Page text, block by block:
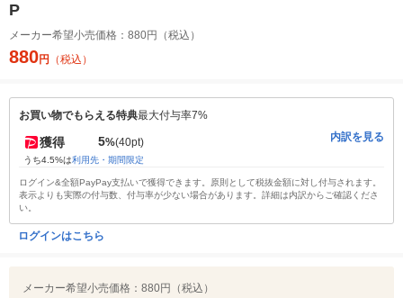
P
メーカー希望小売価格： 880円（税込）
880円 （税込）
お買い物でもらえる特典最大付与率7%
獲得 5%(40pt)
うち4.5%は利用先・期間限定
内訳を見る
ログイン&全額PayPay支払いで獲得できます。原則として税抜金額に対し付与されます。
表示よりも実際の付与数、付与率が少ない場合があります。詳細は内訳からご確認くださ
い。
ログインはこちら
メーカー希望小売価格： 880円（税込）